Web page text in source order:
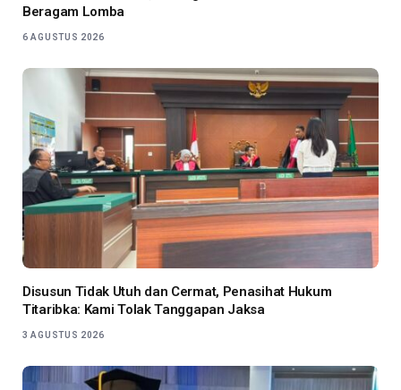
Beragam Lomba
6 AGUSTUS 2026
Disusun Tidak Utuh dan Cermat, Penasihat Hukum
Titaribka: Kami Tolak Tanggapan Jaksa
3 AGUSTUS 2026